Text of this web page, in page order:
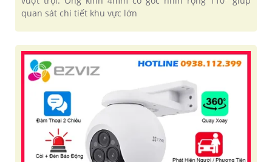
quan sát chi tiết khu vực lớn